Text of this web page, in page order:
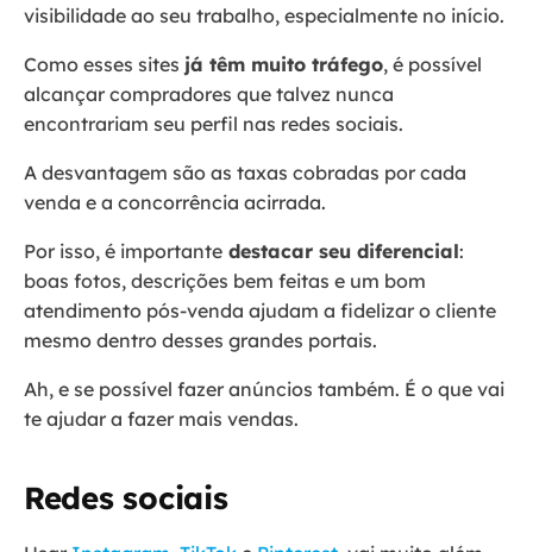
visibilidade ao seu trabalho, especialmente no início.
Como esses sites já têm muito tráfego, é possível
alcançar compradores que talvez nunca
encontrariam seu perfil nas redes sociais.
A desvantagem são as taxas cobradas por cada
venda e a concorrência acirrada.
Por isso, é importante destacar seu diferencial:
boas fotos, descrições bem feitas e um bom
atendimento pós-venda ajudam a fidelizar o cliente
mesmo dentro desses grandes portais.
Ah, e se possível fazer anúncios também. É o que vai
te ajudar a fazer mais vendas.
Redes sociais